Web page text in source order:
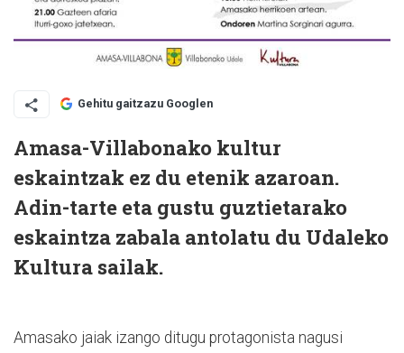
Gehitu gaitzazu Googlen
Amasa-Villabonako kultur
eskaintzak ez du etenik azaroan.
Adin-tarte eta gustu guztietarako
eskaintza zabala antolatu du Udaleko
Kultura sailak.
Amasako jaiak izango ditugu protagonista nagusi